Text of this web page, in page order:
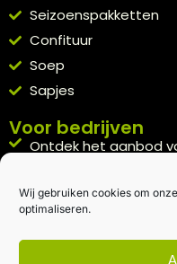
Wij gebruiken cookies om
optimaliseren.
Seizoenspakketten
Confituur
Soep
Sapjes
Voor bedrijven
Ontdek het aanbod
Blijft op de
Rechtstreeks van het